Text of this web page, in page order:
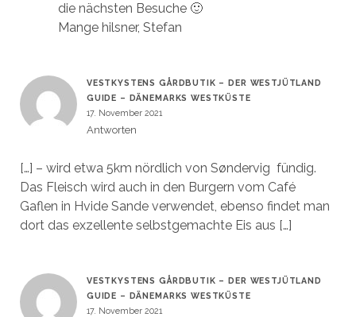
die nächsten Besuche 🙂
Mange hilsner, Stefan
VESTKYSTENS GÅRDBUTIK – DER WESTJÜTLAND
GUIDE – DÄNEMARKS WESTKÜSTE
17. November 2021
Antworten
[…] – wird etwa 5km nördlich von Søndervig fündig.
Das Fleisch wird auch in den Burgern vom Café
Gaflen in Hvide Sande verwendet, ebenso findet man
dort das exzellente selbstgemachte Eis aus […]
VESTKYSTENS GÅRDBUTIK – DER WESTJÜTLAND
GUIDE – DÄNEMARKS WESTKÜSTE
17. November 2021